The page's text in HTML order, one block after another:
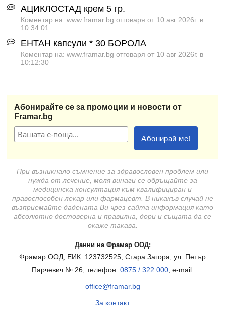
АЦИКЛОСТАД крем 5 гр.
Коментар на: www.framar.bg отговаря от 10 авг 2026г. в
10:34:01
ЕНТАН капсули * 30 БОРОЛА
Коментар на: www.framar.bg отговаря от 10 авг 2026г. в
10:12:30
Абонирайте се за промоции и новости от
Framar.bg
При възникнало съмнение за здравословен проблем или
нужда от лечение, моля винаги се обръщайте за
медицинска консултация към квалифициран и
правоспособен лекар или фармацевт. В никакъв случай не
възприемайте дадената Ви чрез сайта информация като
абсолютно достоверна и правилна, дори и същата да се
окаже такава.
Данни на Фрамар ООД:
Фрамар ООД, ЕИК: 123732525, Стара Загора, ул. Петър
Парчевич № 26, телефон: 0875 / 322 000, e-mail:
office@framar.bg
За контакт